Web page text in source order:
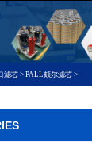
滤芯 > PALL颇尔滤芯 >